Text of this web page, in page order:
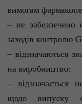
вимогам
– не забезпечено
заходів контролю
– відзначаються
на виробництво;
– відзначається
щодо випуску